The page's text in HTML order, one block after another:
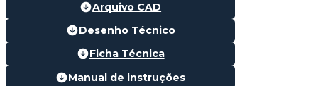
Arquivo CAD
Desenho Técnico
Ficha Técnica
Manual de instruções